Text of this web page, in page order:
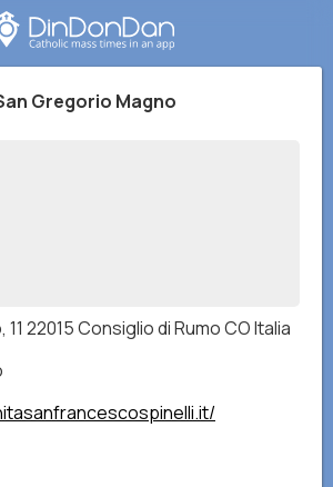
Gregorio Magno
22015 Consiglio di Rumo CO Italia